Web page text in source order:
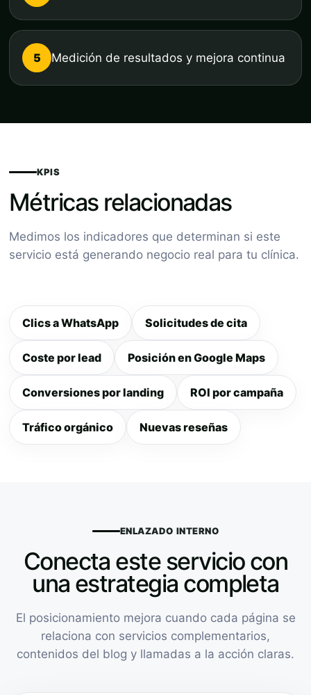
5 Medición de resultados y mejora continua
KPIS
Métricas relacionadas
Medimos los indicadores que determinan si este
servicio está generando negocio real para tu clínica.
Clics a WhatsApp Solicitudes de cita
Coste por lead Posición en Google Maps
Conversiones por landing ROI por campaña
Tráfico orgánico Nuevas reseñas
ENLAZADO INTERNO
Conecta este servicio con
una estrategia completa
El posicionamiento mejora cuando cada página se
relaciona con servicios complementarios,
contenidos del blog y llamadas a la acción claras.